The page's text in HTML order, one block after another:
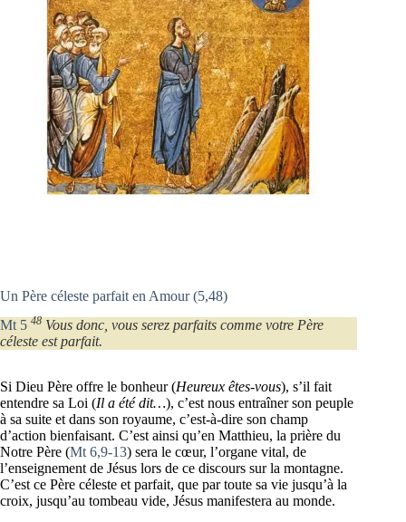
Un Père céleste parfait en Amour (5,48)
Mt 5 48 Vous donc, vous serez parfaits comme votre Père
céleste est parfait.
Si Dieu Père offre le bonheur (Heureux êtes-vous), s’il fait
entendre sa Loi (Il a été dit…), c’est nous entraîner son peuple
à sa suite et dans son royaume, c’est-à-dire son champ
d’action bienfaisant. C’est ainsi qu’en Matthieu, la prière du
Notre Père (Mt 6,9-13) sera le cœur, l’organe vital, de
l’enseignement de Jésus lors de ce discours sur la montagne.
C’est ce Père céleste et parfait, que par toute sa vie jusqu’à la
croix, jusqu’au tombeau vide, Jésus manifestera au monde.